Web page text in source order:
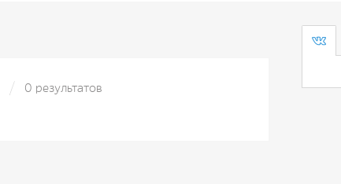
0 результатов